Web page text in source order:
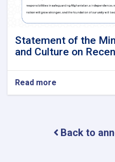
Statement of the
and Culture on
Read more
Statement
ofBack to